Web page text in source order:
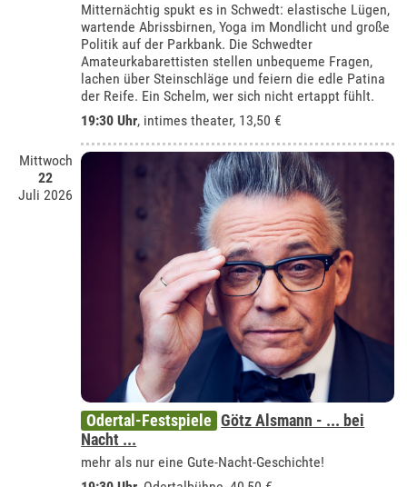
Mitternächtig spukt es in Schwedt: elastische Lügen,
wartende Abrissbirnen, Yoga im Mondlicht und große
Politik auf der Parkbank. Die Schwedter
Amateurkabarettisten stellen unbequeme Fragen,
lachen über Steinschläge und feiern die edle Patina
der Reife. Ein Schelm, wer sich nicht ertappt fühlt.
19:30 Uhr, intimes theater, 13,50 €
Mittwoch
22
Juli 2026
Odertal-Festspiele Götz Alsmann - ... bei
Nacht ...
mehr als nur eine Gute-Nacht-Geschichte!